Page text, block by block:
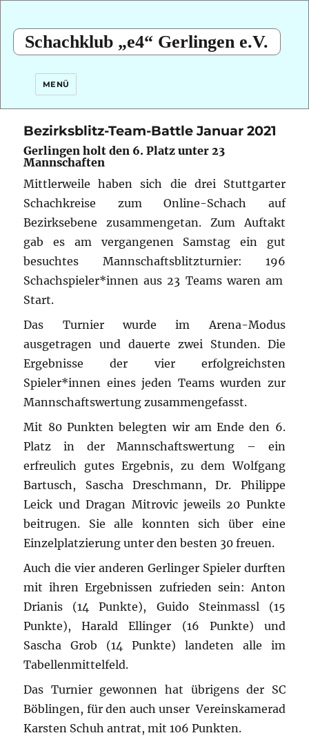
Schachklub „e4“ Gerlingen e.V.
MENÜ
Bezirksblitz-Team-Battle Januar 2021
Gerlingen holt den 6. Platz unter 23
Mannschaften
Mittlerweile haben sich die drei Stuttgarter
Schachkreise zum Online-Schach auf
Bezirksebene zusammengetan. Zum Auftakt
gab es am vergangenen Samstag ein gut
besuchtes Mannschaftsblitzturnier: 196
Schachspieler*innen aus 23 Teams waren am
Start.
Das Turnier wurde im Arena-Modus
ausgetragen und dauerte zwei Stunden. Die
Ergebnisse der vier erfolgreichsten
Spieler*innen eines jeden Teams wurden zur
Mannschaftswertung zusammengefasst.
Mit 80 Punkten belegten wir am Ende den 6.
Platz in der Mannschaftswertung – ein
erfreulich gutes Ergebnis, zu dem Wolfgang
Bartusch, Sascha Dreschmann, Dr. Philippe
Leick und Dragan Mitrovic jeweils 20 Punkte
beitrugen. Sie alle konnten sich über eine
Einzelplatzierung unter den besten 30 freuen.
Auch die vier anderen Gerlinger Spieler durften
mit ihren Ergebnissen zufrieden sein: Anton
Drianis (14 Punkte), Guido Steinmassl (15
Punkte), Harald Ellinger (16 Punkte) und
Sascha Grob (14 Punkte) landeten alle im
Tabellenmittelfeld.
Das Turnier gewonnen hat übrigens der SC
Böblingen, für den auch unser Vereinskamerad
Karsten Schuh antrat, mit 106 Punkten.